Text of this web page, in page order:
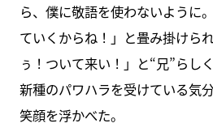
ら、僕に敬語を使わないように
ていくからね！」と畳み掛けら
ぅ！ついて来い！」と“兄”らし
新種のパワハラを受けている気
笑顔を浮かべた。